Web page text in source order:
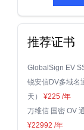
推荐证书
GlobalSign EV
锐安信DV多域名
天） ¥225 /年
万维信 国密 OV
¥22992 /年